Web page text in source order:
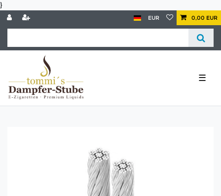
}
EUR 0,00 EUR
☰